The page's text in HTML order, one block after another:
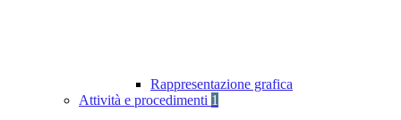
Rappresentazione grafica
Attività e procedimenti 1